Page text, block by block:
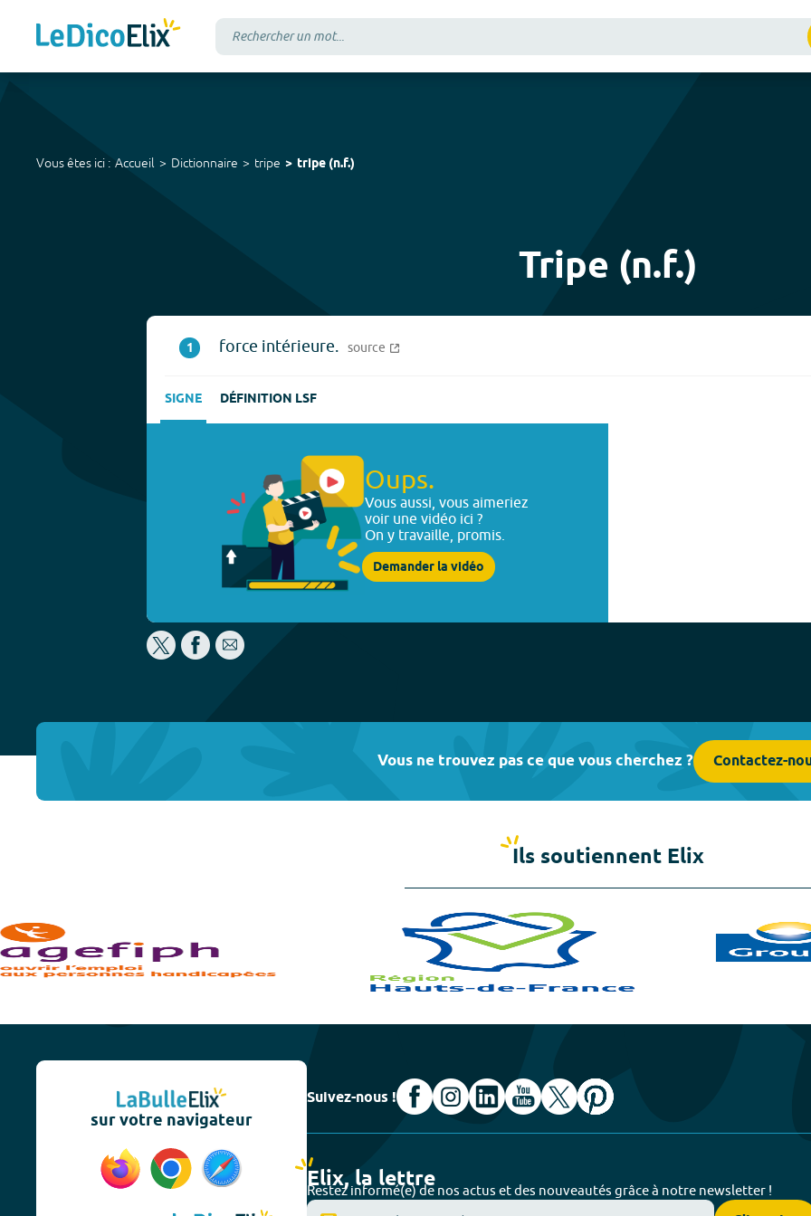
Vous êtes ici : Accueil Dictionnaire tripe tripe (n.f.)
Tripe (n.f.)
1 force intérieure. source
SIGNE DÉFINITION LSF
Oups.
Vous aussi, vous aimeriez
voir une vidéo ici ?
On y travaille, promis.
Demander la vidéo
Vous ne trouvez pas ce que vous cherchez ? Contactez-
Ils soutiennent Elix
sur votre navigateur
Suivez-nous !
Elix, la lettre
Restez informé(e) de nos actus et des nouveautés grâce à notre newsletter !